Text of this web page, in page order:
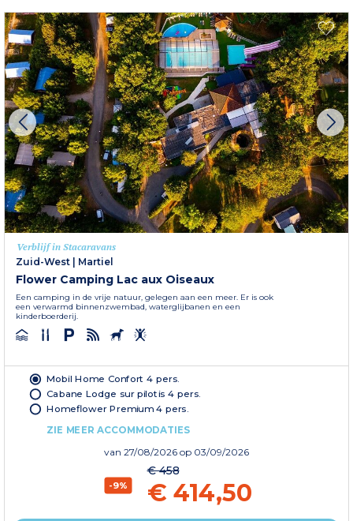
Verblijf in Stacaravans
Zuid-West | Martiel
Flower Camping Lac aux Oiseaux
Een camping in de vrije natuur, gelegen aan een meer. Er is ook
een verwarmd binnenzwembad, waterglijbanen en een
kinderboerderij.
Mobil Home Confort 4 pers.
Cabane Lodge sur pilotis 4 pers.
Homeflower Premium 4 pers.
ZIE MEER ACCOMMODATIES
van 27/08/2026 op 03/09/2026
-9%
€ 458
€ 414,50